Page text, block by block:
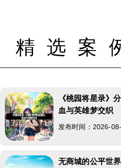
精选案
《桃园将星录》
血与英雄梦交织
发布时间：2026-
无商城的公平世